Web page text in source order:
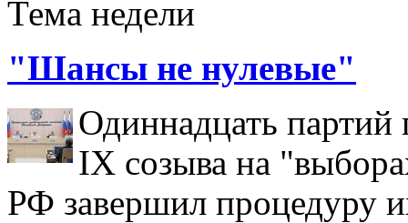
Тема недели
"Шансы не нулевые"
Одиннадцать партий
IX созыва на
РФ завершил процедуру